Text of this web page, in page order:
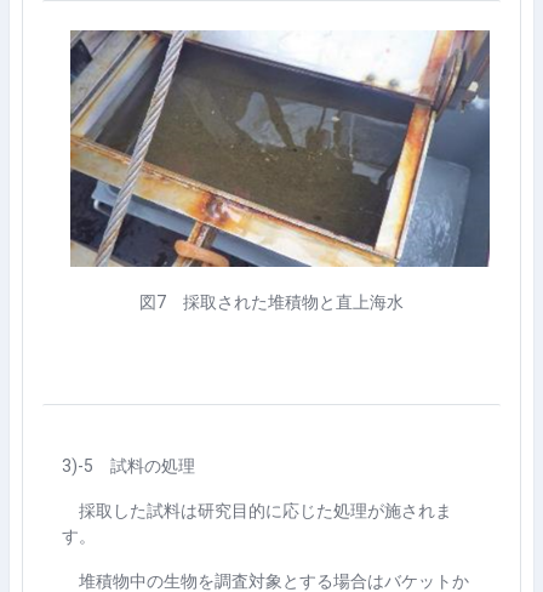
図7 採取された堆積物と直上海水
3)-5 試料の処理
採取した試料は研究目的に応じた処理が施されま
す。
堆積物中の生物を調査対象とする場合はバケットか